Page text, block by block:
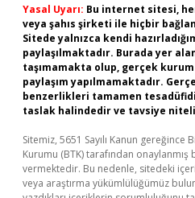
Yasal Uyarı: Bu internet sitesi,
veya şahıs şirketi ile hiçbir
Sitede yalnızca kendi
paylaşılmaktadır. Burada yer
taşımamakta olup, gerçek
paylaşım yapılmamaktadır.
benzerlikleri tamamen
taslak halindedir ve tavsiye
Sitemiz, 5651 Sayılı Kanun
Kurumu (BTK) tarafından onaylanmış
vermektedir. Bu nedenle, sitedeki
veya araştırma yükümlülüğümüz